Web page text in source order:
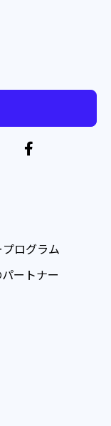
ログラム
ートナー